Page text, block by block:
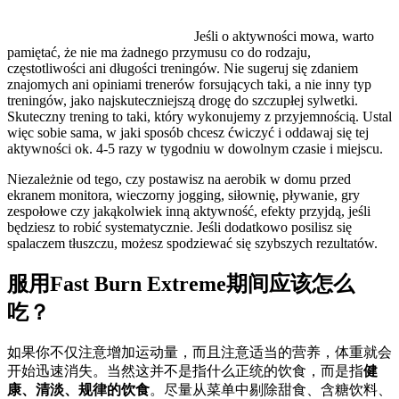
Jeśli o aktywności mowa, warto
pamiętać, że nie ma żadnego przymusu co do rodzaju,
częstotliwości ani długości treningów. Nie sugeruj się zdaniem
znajomych ani opiniami trenerów forsujących taki, a nie inny typ
treningów, jako najskuteczniejszą drogę do szczupłej sylwetki.
Skuteczny trening to taki, który wykonujemy z przyjemnością. Ustal
więc sobie sama, w jaki sposób chcesz ćwiczyć i oddawaj się tej
aktywności ok. 4-5 razy w tygodniu w dowolnym czasie i miejscu.
Niezależnie od tego, czy postawisz na aerobik w domu przed
ekranem monitora, wieczorny jogging, siłownię, pływanie, gry
zespołowe czy jakąkolwiek inną aktywność, efekty przyjdą, jeśli
będziesz to robić systematycznie. Jeśli dodatkowo posilisz się
spalaczem tłuszczu, możesz spodziewać się szybszych rezultatów.
服用Fast Burn Extreme期间应该怎么
吃？
如果你不仅注意增加运动量，而且注意适当的营养，体重就会
开始迅速消失。当然这并不是指什么正统的饮食，而是指健
康、清淡、规律的饮食。尽量从菜单中剔除甜食、含糖饮料、